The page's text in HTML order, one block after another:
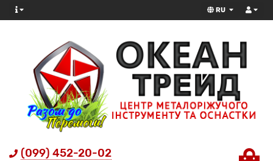
RU
(099) 452-20-02